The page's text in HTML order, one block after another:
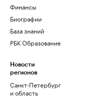
Финансы
Биографии
База знаний
РБК Образование
Новости
регионов
Санкт-Петербург
и область